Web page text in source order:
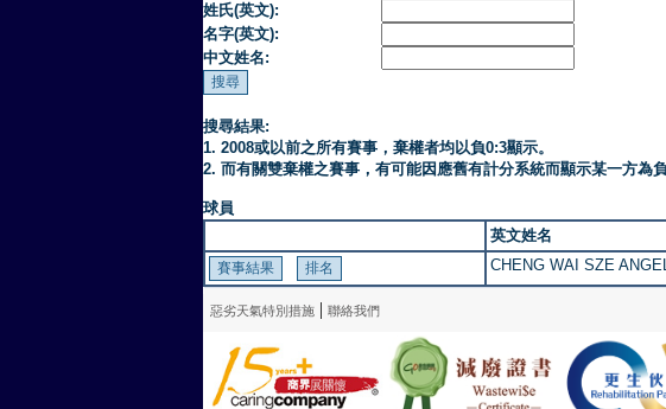
姓氏(英文):
名字(英文):
中文姓名:
搜尋結果:
1. 2008或以前之所有賽事，棄權者均以負0:3顯示。
2. 而有關雙棄權之賽事，有可能因應舊有計分系統而顯示某一方為
球員
英文姓名
CHENG WAI SZE